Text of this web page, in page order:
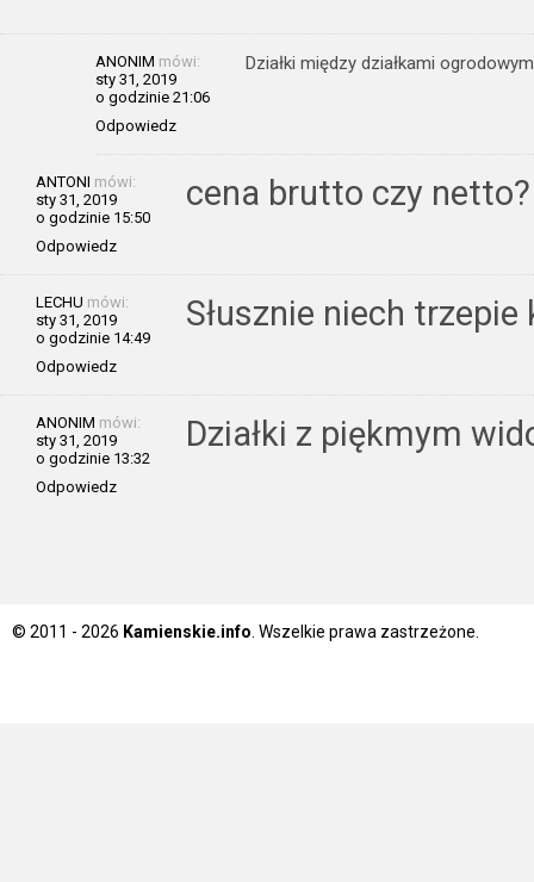
ANONIM mówi:
sty 31, 2019
o godzinie 21:06
Odpowiedz
Działki między działkami
ANTONI mówi:
sty 31, 2019
o godzinie 15:50
Odpowiedz
cena brutto czy netto?
LECHU mówi:
sty 31, 2019
o godzinie 14:49
Odpowiedz
Słusznie niech
ANONIM mówi:
sty 31, 2019
o godzinie 13:32
Odpowiedz
Działki z piękmym
© 2011 - 2026 Kamienskie.info . Wszelkie prawa zastrzeżone.